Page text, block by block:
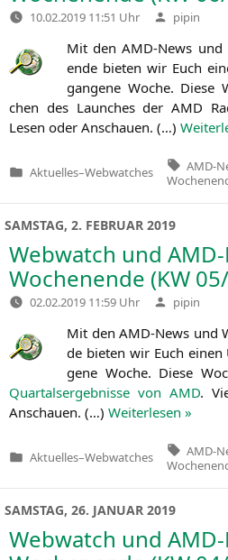
10.02.2019 11:51 Uhr Verfasst
von
pipin
Mit den AMD-News
en­de bie­ten wir Euch
gan­ge­ne Woche.
chen des Laun­ches derAMD
Lesen oder Anschau­en. (…)
Veröffentlicht
Aktuelles–Webwatches
Tags:
AMD-
SAMSTAG, 2. FEBRUAR 2019
Webwatch und
Wochenende (KW
02.02.2019 11:59 Uhr Verfasst
von
pipin
Mit den AMD-News und
de bie­ten wir Euch
ge­ne Woche. Die­se
Quar­tals­er­geb­nis­se vonAMD.
Anschau­en. (…) Wei­ter­le­sen »
Veröffentlicht
Aktuelles–Webwatches
Tags:
AMD-
SAMSTAG, 26. JANUAR 2019
Webwatch und